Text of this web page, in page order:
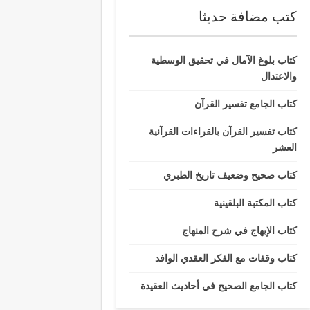
كتب مضافة حديثا
كتاب بلوغ الآمال في تحقيق الوسطية
والاعتدال
كتاب الجامع تفسير القرآن
كتاب تفسير القرآن بالقراءات القرآنية
العشر
كتاب صحيح وضعيف تاريخ الطبري
كتاب المكتبة البلقينية
كتاب الإبهاج في شرح المنهاج
كتاب وقفات مع الفكر العقدي الوافد
كتاب الجامع الصحيح في أحاديث العقيدة